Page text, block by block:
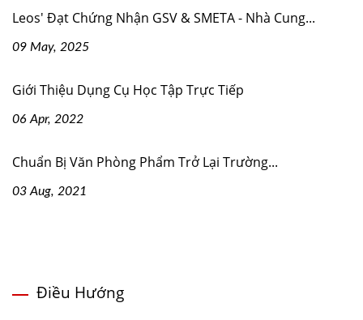
Leos' Đạt Chứng Nhận GSV & SMETA - Nhà Cung...
09 May, 2025
Giới Thiệu Dụng Cụ Học Tập Trực Tiếp
06 Apr, 2022
Chuẩn Bị Văn Phòng Phẩm Trở Lại Trường...
03 Aug, 2021
Điều Hướng